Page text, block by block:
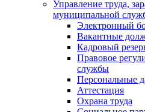
Управление труда,
муниципальной
Электронный
Вакантные
Кадровый
Правовое
службы
Персональные
Аттестация
Охрана труда